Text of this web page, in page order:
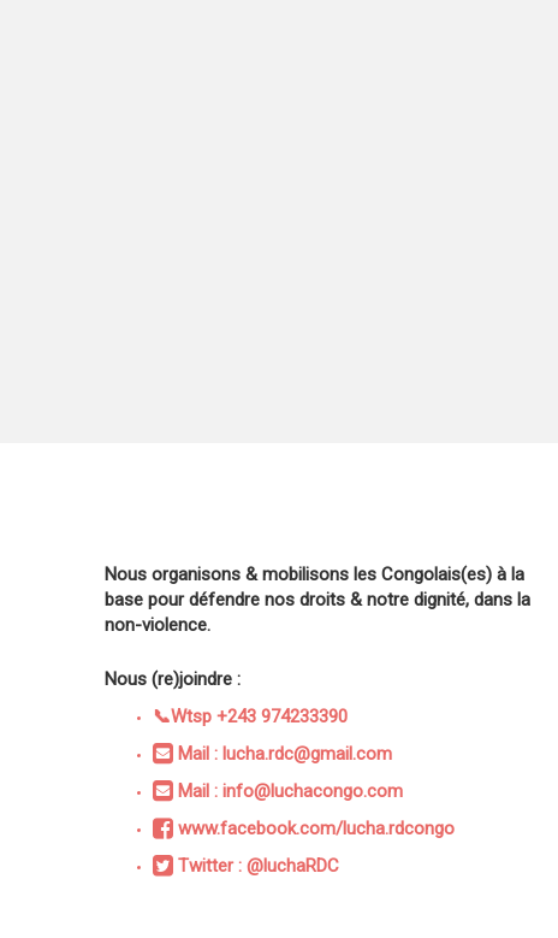
Nous organisons & mobilisons les Congolais(es) à la
base pour défendre nos droits & notre dignité, dans la
non-violence.
Nous (re)joindre :
📞Wtsp +243 974233390
Mail : lucha.rdc@gmail.com
Mail : info@luchacongo.com
www.facebook.com/lucha.rdcongo
Twitter : @luchaRDC